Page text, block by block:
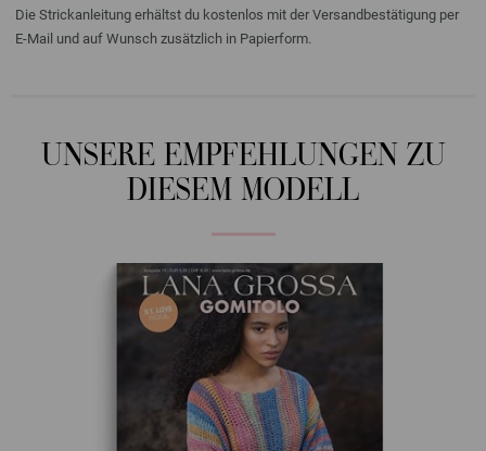
Die Strickanleitung erhältst du kostenlos mit der Versandbestätigung per
E-Mail und auf Wunsch zusätzlich in Papierform.
UNSERE EMPFEHLUNGEN ZU
DIESEM MODELL